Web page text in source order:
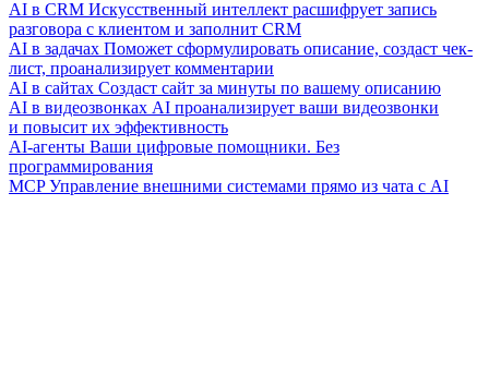
AI в CRM Искусственный интеллект расшифрует запись
разговора с клиентом и заполнит CRM
AI в задачах Поможет сформулировать описание, создаст чек-
лист, проанализирует комментарии
AI в сайтах Создаст сайт за минуты по вашему описанию
AI в видеозвонках AI проанализирует ваши видеозвонки
и повысит их эффективность
AI-агенты Ваши цифровые помощники. Без
программирования
MCP Управление внешними системами прямо из чата с AI